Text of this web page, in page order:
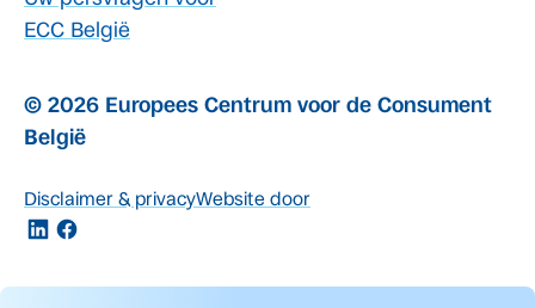
ECC België
© 2026 Europees Centrum voor de Consument
België
Disclaimer & privacyWebsite door